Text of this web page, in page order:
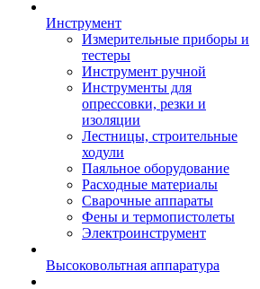
Инструмент
Измерительные приборы и
тестеры
Инструмент ручной
Инструменты для
опрессовки, резки и
изоляции
Лестницы, строительные
ходули
Паяльное оборудование
Расходные материалы
Сварочные аппараты
Фены и термопистолеты
Электроинструмент
Высоковольтная аппаратура